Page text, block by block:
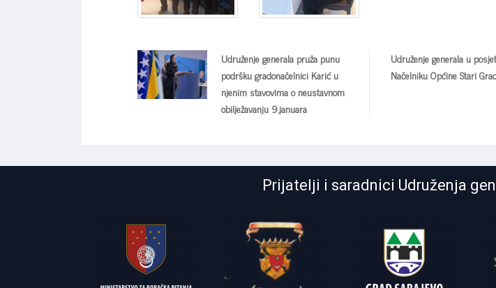
Udruženje generala pruža punu
podršku gradonačelnici Karić u
njenim stavovima o neustavnom
obilježavanju 9.januara
Udruženje generala u
Načelniku Općine Stari
Prijatelji i saradnici Udruženja